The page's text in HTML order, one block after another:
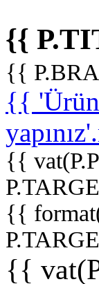
{{
{{
{{
{{
{{
{{